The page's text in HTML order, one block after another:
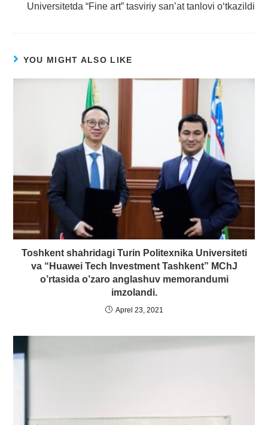
Universitetda “Fine art” tasviriy san’at tanlovi o‘tkazildi
YOU MIGHT ALSO LIKE
Toshkent shahridagi Turin Politexnika Universiteti
va “Huawei Tech Investment Tashkent” MChJ
o’rtasida o’zaro anglashuv memorandumi
imzolandi.
Aprel 23, 2021